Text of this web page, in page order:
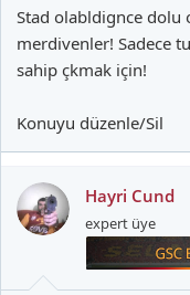
Stad olabldignce dolu
merdivenler! Sadece
sahip çkmak için!
Konuyu düzenle/Sil
Hayri Cund
expert üye